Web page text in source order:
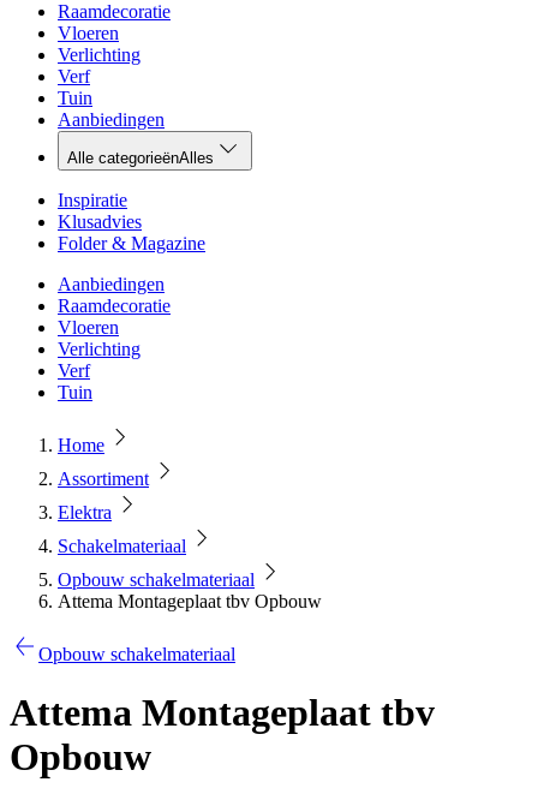
Raamdecoratie
Vloeren
Verlichting
Verf
Tuin
Aanbiedingen
Alle categorieënAlles
Inspiratie
Klusadvies
Folder & Magazine
Aanbiedingen
Raamdecoratie
Vloeren
Verlichting
Verf
Tuin
Home
Assortiment
Elektra
Schakelmateriaal
Opbouw schakelmateriaal
Attema Montageplaat tbv Opbouw
Opbouw schakelmateriaal
Attema Montageplaat tbv
Opbouw